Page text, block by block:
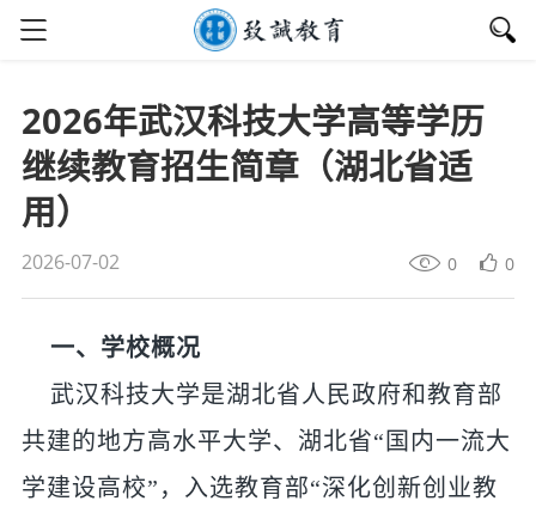
2026年武汉科技大学高等学历
继续教育招生简章（湖北省适
用）
2026-07-02 0 0
一、学校概况
武汉科技大学是湖北省人民政府和教育部
共建的地方高水平大学、湖北省“国内一流大
学建设高校”，入选教育部“深化创新创业教